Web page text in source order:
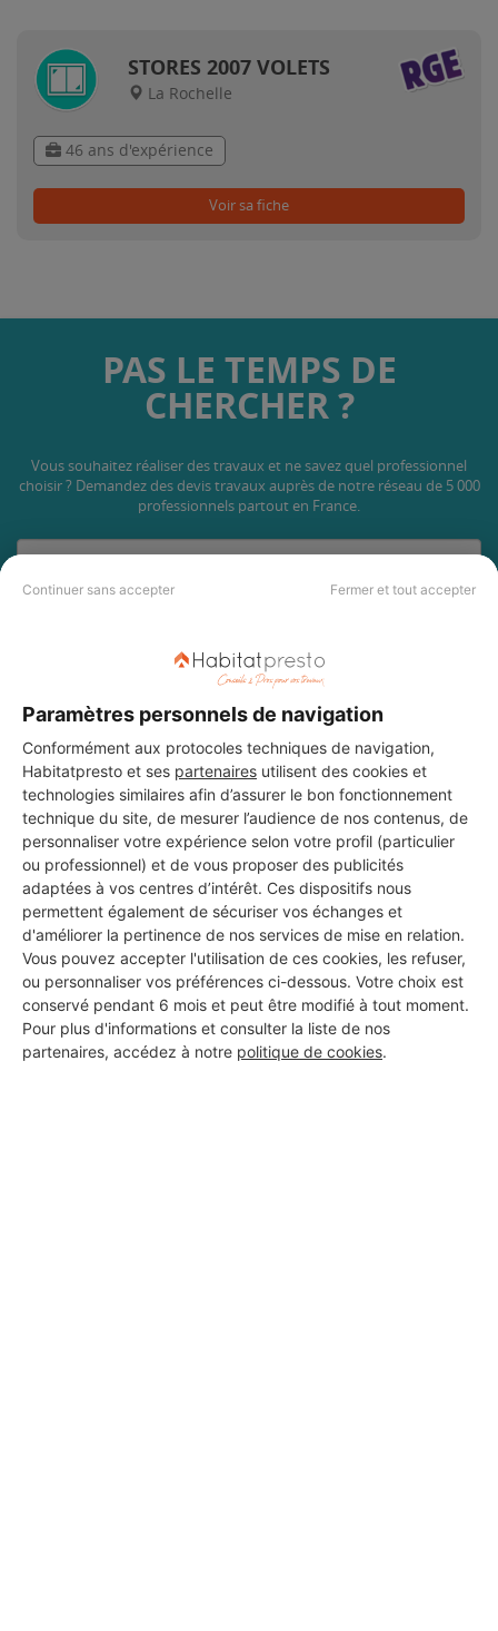
Continuer sans accepter Fermer et tout accepter
Paramètres personnels de navigation
Conformément aux protocoles techniques de navigation,
Habitatpresto et ses partenaires utilisent des cookies et
technologies similaires afin d’assurer le bon fonctionnement
technique du site, de mesurer l’audience de nos contenus, de
personnaliser votre expérience selon votre profil (particulier
ou professionnel) et de vous proposer des publicités
adaptées à vos centres d’intérêt. Ces dispositifs nous
permettent également de sécuriser vos échanges et
d'améliorer la pertinence de nos services de mise en relation.
Vous pouvez accepter l'utilisation de ces cookies, les refuser,
ou personnaliser vos préférences ci-dessous. Votre choix est
conservé pendant 6 mois et peut être modifié à tout moment.
Pour plus d'informations et consulter la liste de nos
partenaires, accédez à notre politique de cookies.
STORES 2007 VOLETS
La Rochelle
46 ans d'expérience
Voir sa fiche
PAS LE TEMPS DE
CHERCHER ?
Vous souhaitez réaliser des travaux et ne savez quel professionnel
choisir ? Demandez des devis travaux auprès de notre réseau de 5 000
professionnels partout en France.
DEMANDER UN DEVIS